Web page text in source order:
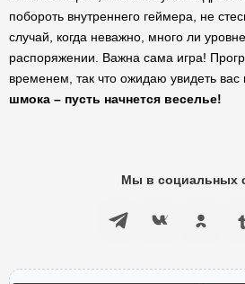
побороть внутреннего геймера, не
случай, когда неважно, много ли
распоряжении. Важна сама игра!
временем, так что ожидаю увидеть вас
шмока – пусть начнется веселье!
Мы в социальных